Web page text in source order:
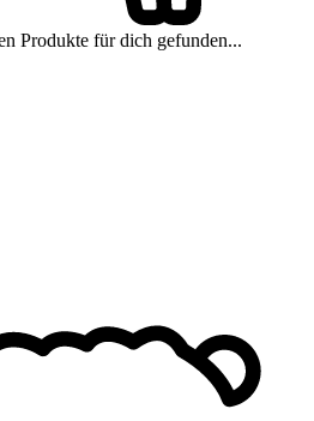
Produkte für dich gefunden...